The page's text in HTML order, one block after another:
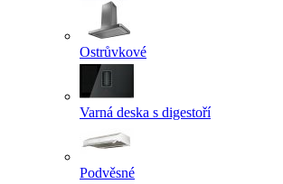
Ostrůvkové
Varná deska s digestoří
Podvěsné